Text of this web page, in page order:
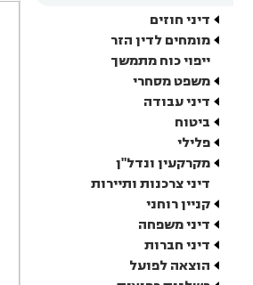
דיני חוזים
מומחים לדין הזר
ייפוי כוח מתמשך
משפט מסחרי
דיני עבודה
ביטוח
פלילי
מקרקעין ונדל"ן
דיני צרכנות ותיירות
קניין רוחני
דיני משפחה
דיני חברות
הוצאה לפועל